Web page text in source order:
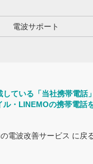
電波サポート
している「当社携帯電話
・LINEMOの携帯電話
電波改善サービス に戻